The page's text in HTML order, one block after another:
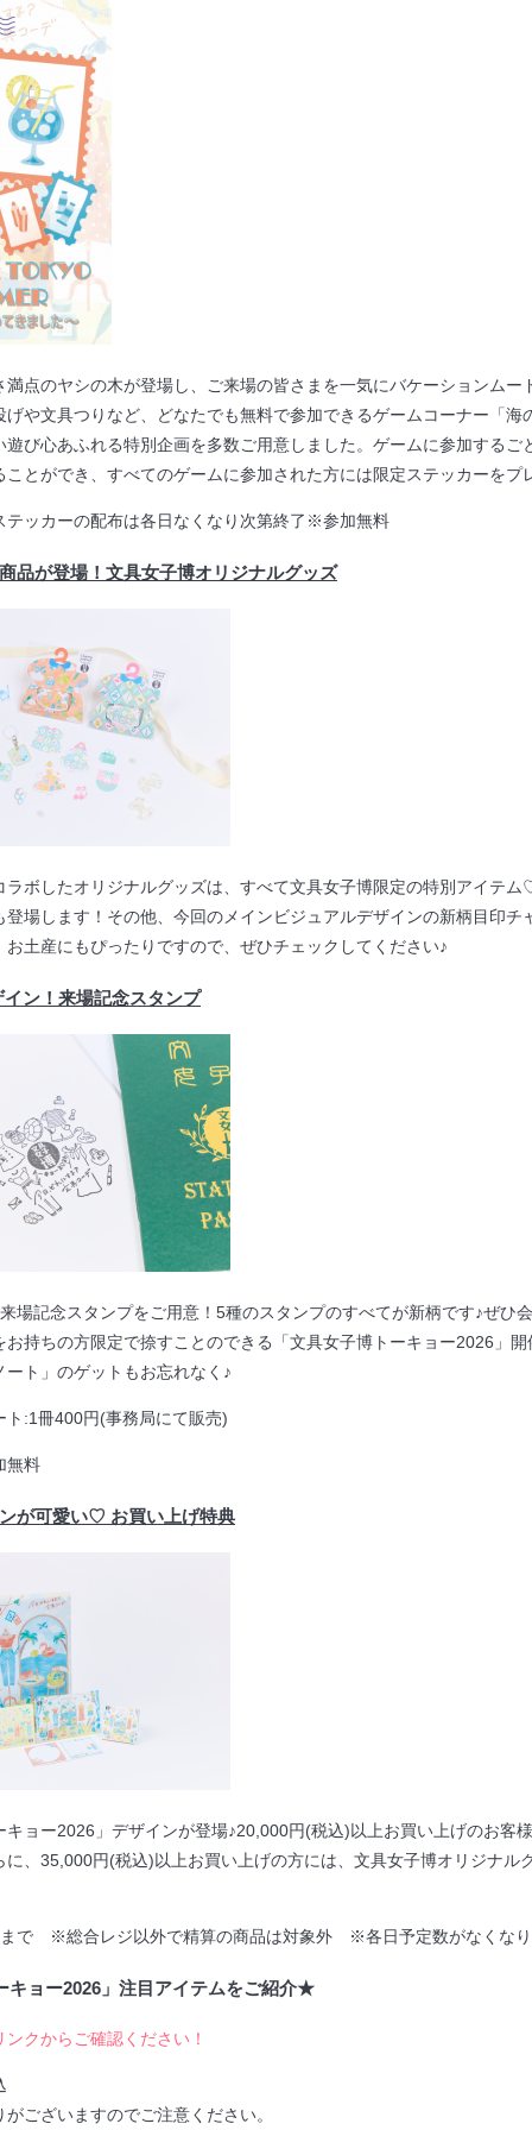
満点のヤシの木が登場し、ご来場の皆さまを一気にバケーションム
げや文具つりなど、どなたでも無料で参加できるゲームコーナー「
遊び心あふれる特別企画を多数ご用意しました。ゲームに参加する
ことができ、すべてのゲームに参加された方には限定ステッカーをプ
ッカーの配布は各日なくなり次第終了※参加無料
品が登場！文具女子博オリジナルグッズ
ラボしたオリジナルグッズは、すべて文具女子博限定の特別アイテ
登場します！その他、今回のメインビジュアルデザインの新柄目印チ
お土産にもぴったりですので、ぜひチェックしてください♪
ン！来場記念スタンプ
場記念スタンプをご用意！5種のスタンプのすべてが新柄です♪ぜ
お持ちの方限定で捺すことのできる「文具女子博トーキョー2026」
ート」のゲットもお忘れなく♪
ト:1冊400円(事務局にて販売)
無料
が可愛い♡ お買い上げ特典
キョー2026」デザインが登場♪20,000円(税込)以上お買い上げのお客
に、35,000円(税込)以上お買い上げの方には、文具女子博オリジナル
で ※総合レジ以外で精算の商品は対象外 ※各日予定数がなくなり
キョー2026」注目アイテムをご紹介★
クからご確認ください！
ございますのでご注意ください。